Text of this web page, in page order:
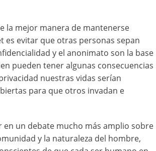
la mejor manera de mantenerse
es evitar que otras personas sepan
y el anonimato son la base
pueden tener algunas consecuencias
nuestras vidas serían
para que otros invadan e
en un debate mucho más amplio sobre
y la naturaleza del hombre,